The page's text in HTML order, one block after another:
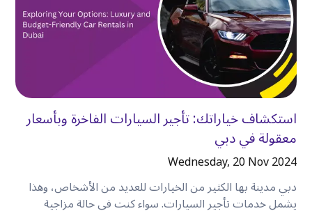
•المعدات الرياضية.
•المتعلقات الشخصية.
بدلاً من التنسيق بين عدة سيارات أجرة، يمكن للجميع
الاستمتاع بالرحلة معًا.
وفر الوقت كل يوم
الوقت ثمين، خاصةً إذا كنت تزور دبي لبضعة أيام فقط
تساعدك السيارة المستأجرة على تقليل
• الانتظار لسيارات الأجرة.
•المشي بين وسائل النقل المختلفة.
استكشاف خياراتك: تأجير السيارات الفاخرة وبأسعار
معقولة في دبي
Wednesday, 20 Nov 2024
دبي مدينة بها الكثير من الخيارات للعديد من الأشخاص، وهذا
يشمل خدمات تأجير السيارات. سواء كنت في حالة مزاجية